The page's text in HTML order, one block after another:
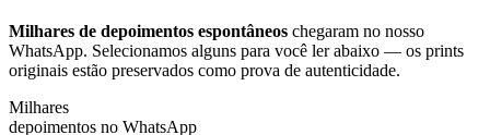
Milhares de depoimentos espontâneos chegaram no nosso
WhatsApp. Selecionamos alguns para você ler abaixo — os prints
originais estão preservados como prova de autenticidade.
Milhares
depoimentos no WhatsApp